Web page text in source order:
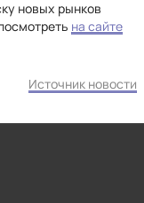
новых рынков
на сайте
Источник новости